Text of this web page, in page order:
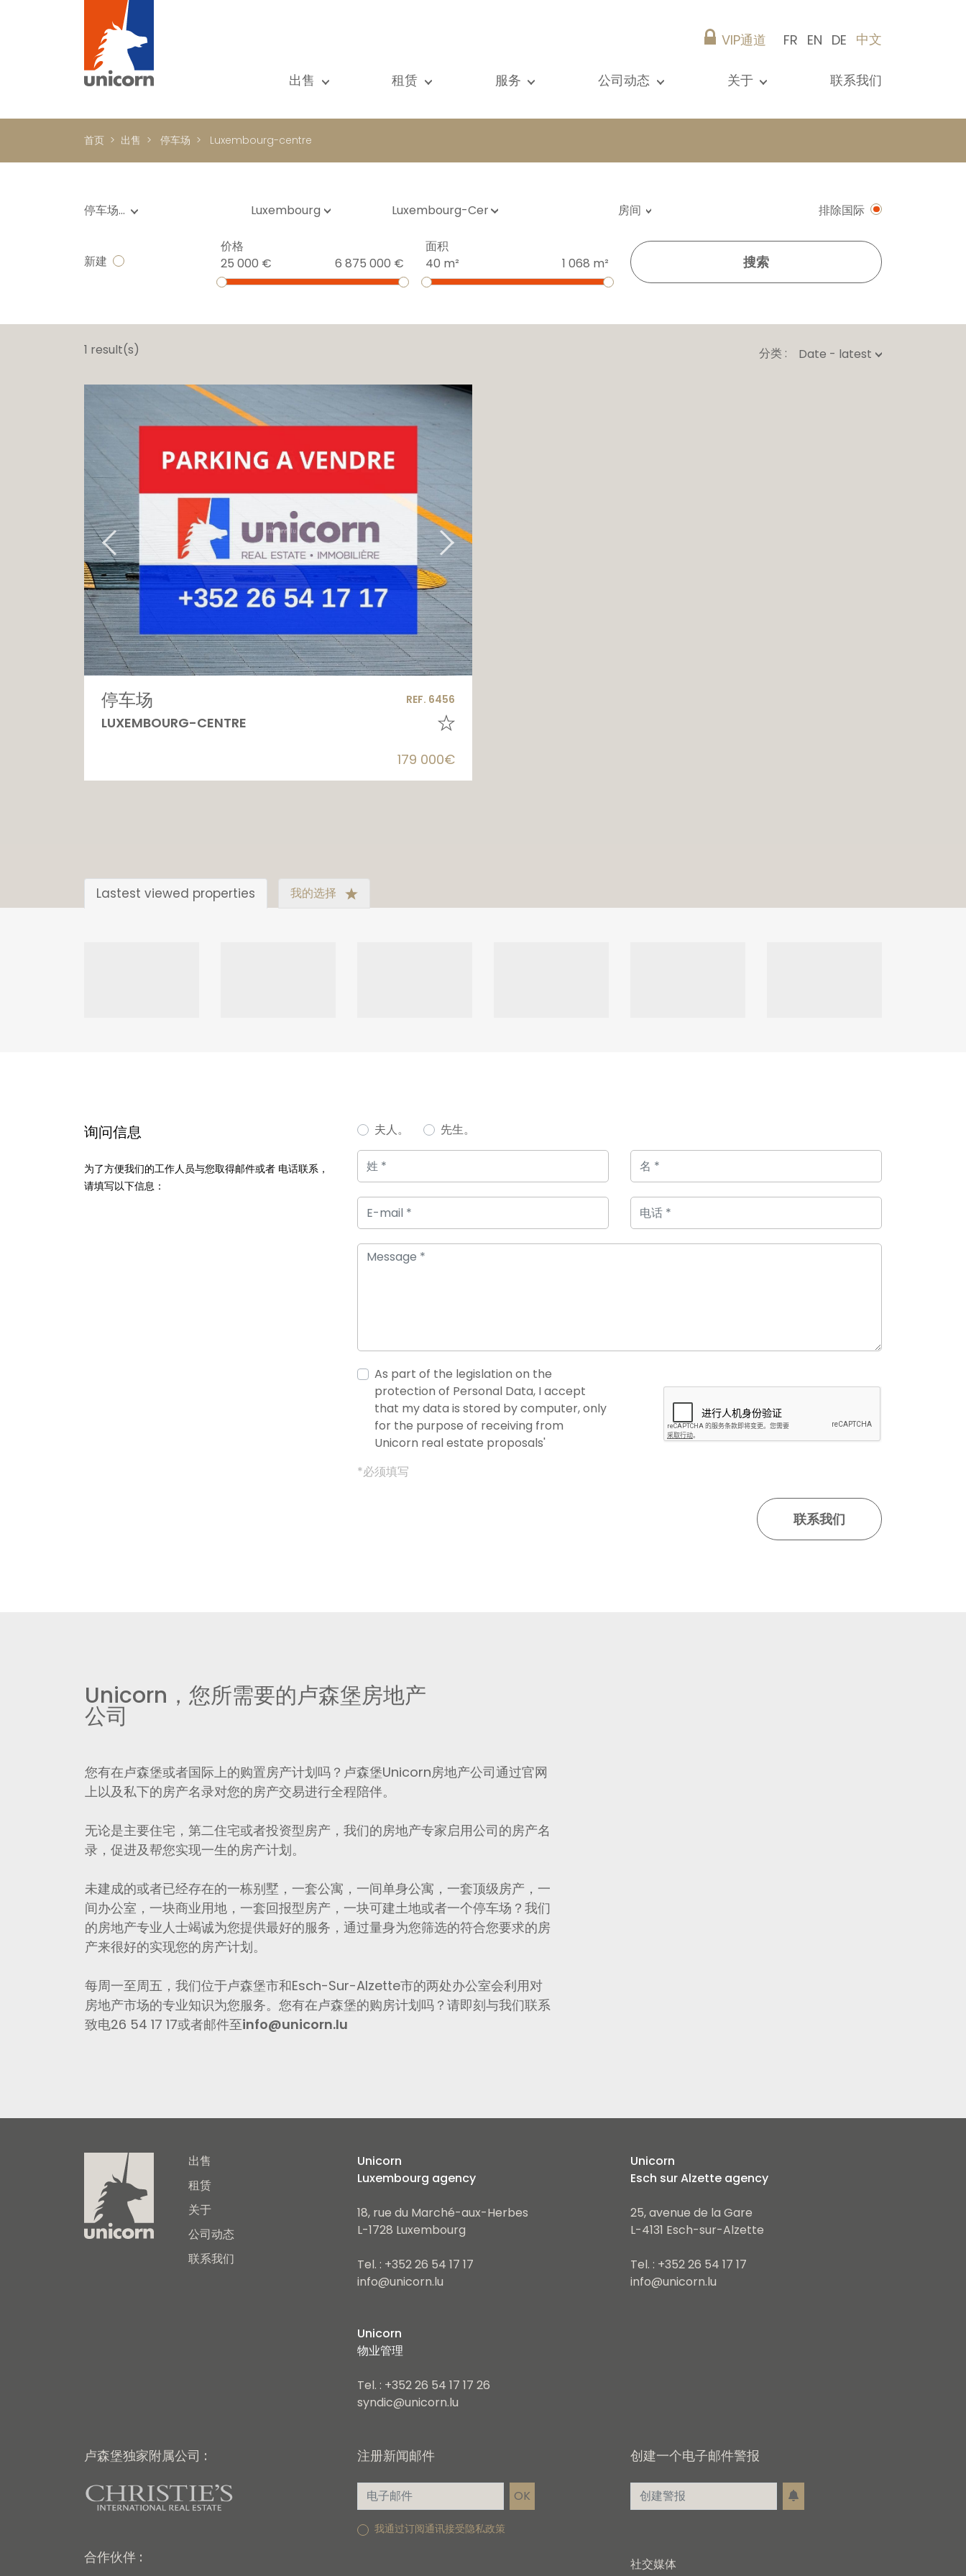
VIP通道 FR EN DE 中文
出售
顶级豪宅
Investment property
书房
车库 / 停车场
租赁
国际的
商铺
车库 / 停车场
服务
物业管理
公司动态
关于
联系我们
首页 出售 停车场 Luxembourg-centre
停车场… Luxembourg Luxembourg-Centre 房间 排除国际
新建
价格
25 000 €
6 875 000 €
面积
40 m²
1 068 m² 搜索
1 result(s) 分类 : Date - latest
停车场 REF. 6456
LUXEMBOURG-CENTRE
179 000€
Lastest viewed properties 我的选择
询问信息
为了方便我们的工作人员与您取得邮件或者 电话联系，
请填写以下信息：
夫人。 先生。
As part of the legislation on the
protection of Personal Data, I accept
that my data is stored by computer, only
for the purpose of receiving from
Unicorn real estate proposals'
*必须填写
Unicorn，您所需要的卢森堡房地产
公司
您有在卢森堡或者国际上的购置房产计划吗？卢森堡Unicorn房地产公司通过官网
上以及私下的房产名录对您的房产交易进行全程陪伴。
无论是主要住宅，第二住宅或者投资型房产，我们的房地产专家启用公司的房产名
录，促进及帮您实现一生的房产计划。
未建成的或者已经存在的一栋别墅，一套公寓，一间单身公寓，一套顶级房产，一
间办公室，一块商业用地，一套回报型房产，一块可建土地或者一个停车场？我们
的房地产专业人士竭诚为您提供最好的服务，通过量身为您筛选的符合您要求的房
产来很好的实现您的房产计划。
每周一至周五，我们位于卢森堡市和Esch-Sur-Alzette市的两处办公室会利用对
房地产市场的专业知识为您服务。您有在卢森堡的购房计划吗？请即刻与我们联系
致电26 54 17 17或者邮件至info@unicorn.lu
出售
租赁
关于
公司动态
联系我们
Unicorn
Luxembourg agency
18, rue du Marché-aux-Herbes
L-1728 Luxembourg
Tel. : +352 26 54 17 17
info@unicorn.lu
Unicorn
Esch sur Alzette agency
25, avenue de la Gare
L-4131 Esch-sur-Alzette
Tel. : +352 26 54 17 17
info@unicorn.lu
Unicorn
物业管理
Tel. : +352 26 54 17 17 26
syndic@unicorn.lu
卢森堡独家附属公司 :
合作伙伴 :
注册新闻邮件
我通过订阅通讯接受隐私政策
创建一个电子邮件警报
社交媒体